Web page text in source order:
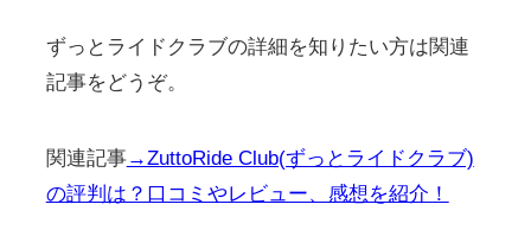
ずっとライドクラブの詳細を知りたい方は関連
記事をどうぞ。
関連記事→ZuttoRide Club(ずっとライドクラブ)
の評判は？口コミやレビュー、感想を紹介！